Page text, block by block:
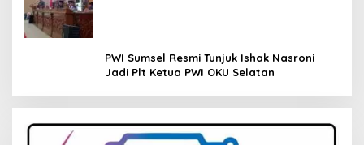
PWI Sumsel Resmi Tunjuk Ishak Nasroni
Jadi Plt Ketua PWI OKU Selatan